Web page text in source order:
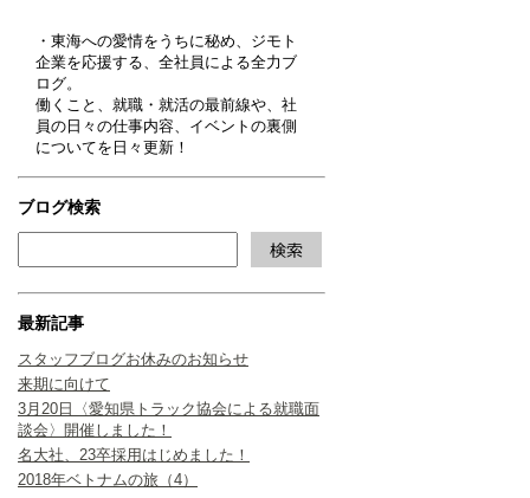
・東海への愛情をうちに秘め、ジモト
企業を応援する、全社員による全力ブ
ログ。
働くこと、就職・就活の最前線や、社
員の日々の仕事内容、イベントの裏側
についてを日々更新！
ブログ検索
最新記事
スタッフブログお休みのお知らせ
来期に向けて
3月20日〈愛知県トラック協会による就職面
談会〉開催しました！
名大社、23卒採用はじめました！
2018年ベトナムの旅（4）